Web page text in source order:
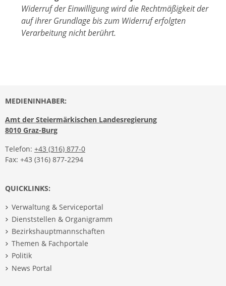
Widerruf der Einwilligung wird die Rechtmäßigkeit der
auf ihrer Grundlage bis zum Widerruf erfolgten
Verarbeitung nicht berührt.
MEDIENINHABER:
Amt der Steiermärkischen Landesregierung
8010 Graz-Burg
Telefon: +43 (316) 877-0
Fax: +43 (316) 877-2294
QUICKLINKS:
Verwaltung & Serviceportal
Dienststellen & Organigramm
Bezirkshauptmannschaften
Themen & Fachportale
Politik
News Portal